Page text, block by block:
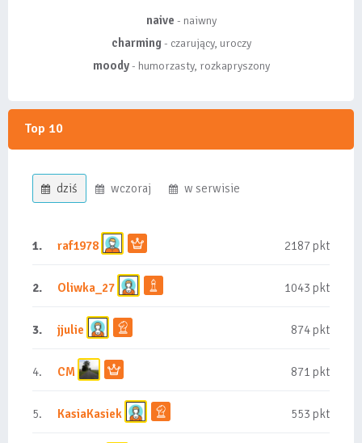
naive - naiwny
charming- czarujący, uroczy
moody- humorzasty, rozkapryszony
Top 10
dziś wczoraj w serwisie
1. raf1978 2187 pkt
2. Oliwka_27 1043 pkt
3. jjulie 874 pkt
4. CM 871 pkt
5. KasiaKasiek 553 pkt